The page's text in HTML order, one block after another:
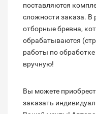
поставляются
сложности заказа. В
отборные бревна,
обрабатываются
работы по
вручную!
Вы можете
заказать